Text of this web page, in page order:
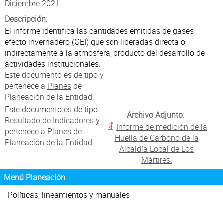
Diciembre 2021
Descripción:
El informe identifica las cantidades emitidas de gases
efecto invernadero (GEI) que son liberadas directa o
indirectamente a la atmosfera, producto del desarrollo de
actividades institucionales.
Este documento es de tipoy
pertenece a Planesde
Planeación de la Entidad.
Este documento es de tipo
Resultado de Indicadoresy
pertenece a Planesde
Planeación de la Entidad.
Archivo Adjunto:
Informe de medición de la
Huella de Carbono de la
Alcaldía Local de Los
Mártires.
Menú Planeación
Políticas, lineamientos y manuales